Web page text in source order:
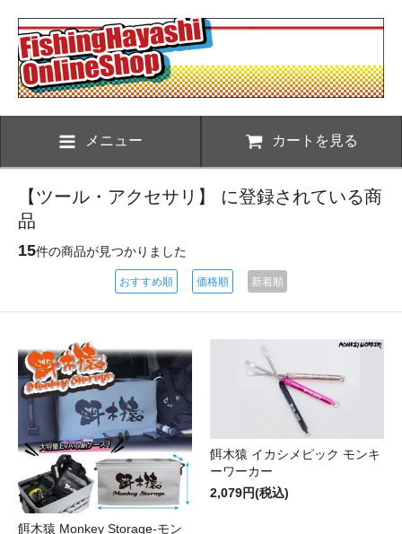
メニュー カートを見る
【ツール・アクセサリ】 に登録されている商
品
15件の商品が見つかりました
おすすめ順 価格順 新着順
餌木猿 Monkey Storage-モン
餌木猿 イカシメピック モンキ
ーワーカー
2,079円(税込)